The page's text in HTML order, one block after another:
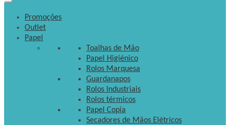
Promoções
Outlet
Papel
Toalhas de Mão
Papel Higiénico
Rolos Marquesa
Guardanapos
Rolos Industriais
Rolos térmicos
Papel Copia
Secadores de Mãos Elétricos